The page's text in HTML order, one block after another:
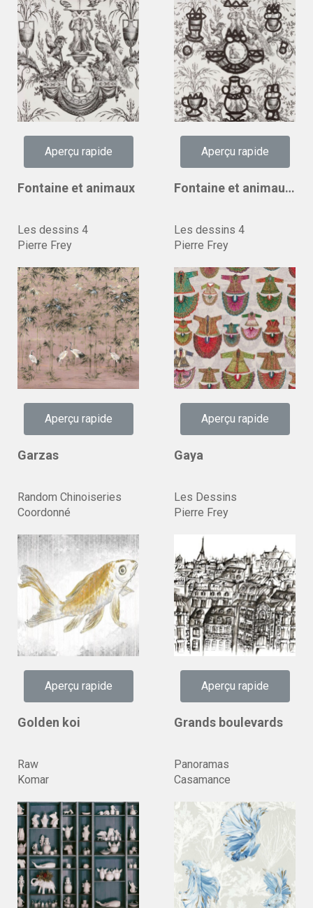
Aperçu rapide
Fontaine et animaux
Les dessins 4
Pierre Frey
Aperçu rapide
Fontaine et animaux barbouillage
Les dessins 4
Pierre Frey
Aperçu rapide
Garzas
Random Chinoiseries
Coordonné
Aperçu rapide
Gaya
Les Dessins
Pierre Frey
Aperçu rapide
Golden koi
Raw
Komar
Aperçu rapide
Grands boulevards
Panoramas
Casamance